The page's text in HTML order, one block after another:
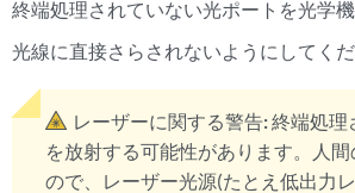
終端処理されていない光ポートを光学
光線に直接さらされないようにしてくだ
レーザーに関する警告:終端処理
を放射する可能性があります。人
ので、レーザー光源(たとえ低出力